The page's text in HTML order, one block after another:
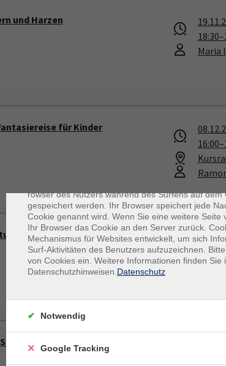
und Harzen
18:30–
Maria
für Kinder
16:00–
Sicht
18:30–
Maria
bei Kindern für Eltern
rowser des Nutzers während des Surfens auf dem
gespeichert werden. Ihr Browser speichert jede
Cookie genannt wird. Wenn Sie eine weitere
Ihr Browser das Cookie an den Server zurück.
Mechanismus für Websites entwickelt, um sich
Surf-Aktivitäten des Benutzers aufzuzeichnen.
von Cookies ein. Weitere Informationen finden Sie
Datenschutzhinweisen. Datenschutz
Notwendig
Google Tracking